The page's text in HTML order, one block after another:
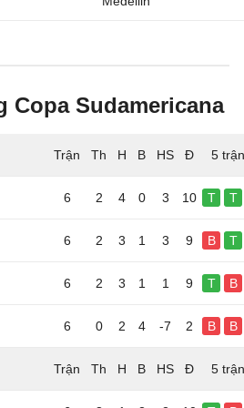
Copa Sudamericana
5
6 2 4 0 3 10 T T
6 2 3 1 3 9 B T
6 2 3 1 1 9 T B
6 0 2 4 -7 2 B B
5